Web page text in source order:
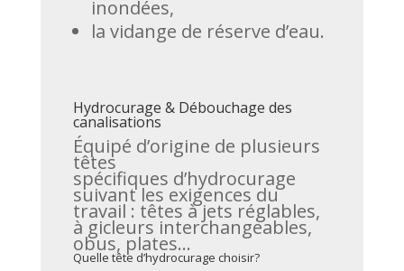
inondées,
la vidange de réserve d’eau.
Hydrocurage & Débouchage des
canalisations
Équipé d’origine de plusieurs
têtes
spécifiques d’hydrocurage
suivant les exigences du
travail : têtes à jets réglables,
à gicleurs interchangeables,
obus, plates…
Quelle tête d’hydrocurage choisir?